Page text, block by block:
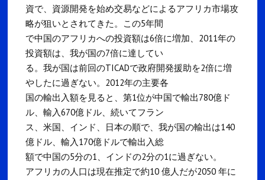
資で、資源開発を始め交易などによるアフリカ市場攻
略が狙いとされてきた。この5年間
で中国のアフリカへの投資額は6倍に増加、2011年の
投資額は、我が国の7倍に達してい
る。我が国は前回のTICADで政府開発援助を2倍に増
やしたに過ぎない。2012年の主要各
国の輸出入額を見ると、第1位が中国で輸出780億ド
ル、輸入670億ドル、続いてフラン
ス、米国、インド、日本の順で、我が国の輸出は140
億ドル、輸入170億ドルで輸出入総
額で中国の5分の1、インドの2分の1に過ぎない。
アフリカの人口は現在推定で約10 億人だが2050 年に